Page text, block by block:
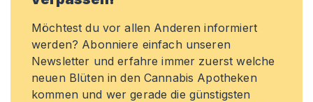
Möchtest du vor allen Anderen informiert
werden? Abonniere einfach unseren
Newsletter und erfahre immer zuerst welche
neuen Blüten in den Cannabis Apotheken
kommen und wer gerade die günstigsten